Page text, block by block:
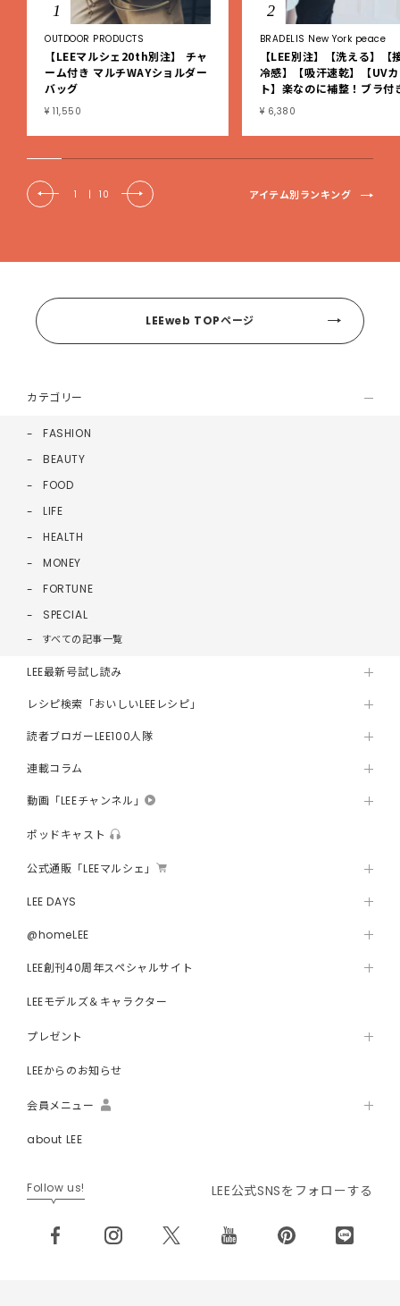
1
OUTDOOR PRODUCTS
【LEEマルシェ20th別注】 チャ
ーム付き マルチWAYショルダー
バッグ
¥ 11,550
2
BRADELIS New York peace
【LEE別注】【洗える】【
冷感】【吸汗速乾】【UV
ト】楽なのに補整！ブラ付
ブタンクトップ
¥ 6,380
1 | 10 アイテム別ランキング
LEEweb TOPページ
カテゴリー
FASHION
BEAUTY
FOOD
LIFE
HEALTH
MONEY
FORTUNE
SPECIAL
すべての記事一覧
LEE最新号試し読み
レシピ検索「おいしいLEEレシピ」
読者ブロガーLEE100人隊
連載コラム
動画「LEEチャンネル」
ポッドキャスト
公式通販「LEEマルシェ」
LEE DAYS
@homeLEE
LEE創刊40周年スペシャルサイト
LEEモデルズ＆キャラクター
プレゼント
LEEからのお知らせ
会員メニュー
about LEE
Follow us! LEE公式SNSをフォローする